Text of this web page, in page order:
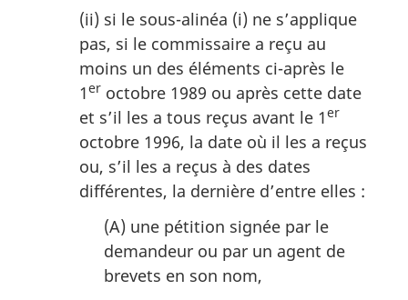
(ii) si le sous-alinéa (i) ne s’applique
pas, si le commissaire a reçu au
moins un des éléments ci-après le
1er octobre 1989 ou après cette date
et s’il les a tous reçus avant le 1er
octobre 1996, la date où il les a reçus
ou, s’il les a reçus à des dates
différentes, la dernière d’entre elles :
(A) une pétition signée par le
demandeur ou par un agent de
brevets en son nom,